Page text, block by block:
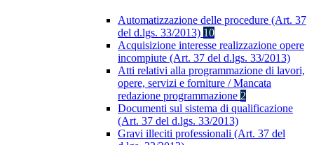
Automatizzazione delle procedure (Art. 37
del d.lgs. 33/2013) 10
Acquisizione interesse realizzazione opere
incompiute (Art. 37 del d.lgs. 33/2013)
Atti relativi alla programmazione di lavori,
opere, servizi e forniture / Mancata
redazione programmazione 2
Documenti sul sistema di qualificazione
(Art. 37 del d.lgs. 33/2013)
Gravi illeciti professionali (Art. 37 del